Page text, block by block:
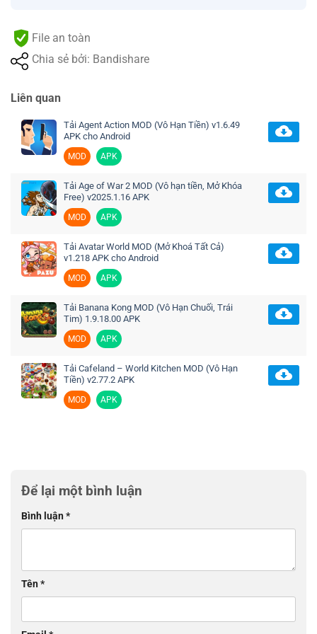
File an toàn
Chia sẻ bởi: Bandishare
Liên quan
Tải Agent Action MOD (Vô Hạn Tiền) v1.6.49
APK cho Android
MOD APK
Tải Age of War 2 MOD (Vô hạn tiền, Mở Khóa
Free) v2025.1.16 APK
MOD APK
Tải Avatar World MOD (Mở Khoá Tất Cả)
v1.218 APK cho Android
MOD APK
Tải Banana Kong MOD (Vô Hạn Chuối, Trái
Tim) 1.9.18.00 APK
MOD APK
Tải Cafeland – World Kitchen MOD (Vô Hạn
Tiền) v2.77.2 APK
MOD APK
Để lại một bình luận
Bình luận*
Tên*